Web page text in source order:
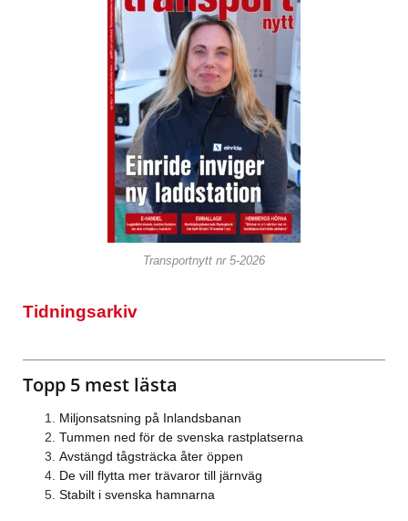
Transportnytt nr 5-2026
Tidningsarkiv
Topp 5 mest lästa
Miljonsatsning på Inlandsbanan
Tummen ned för de svenska rastplatserna
Avstängd tågsträcka åter öppen
De vill flytta mer trävaror till järnväg
Stabilt i svenska hamnarna